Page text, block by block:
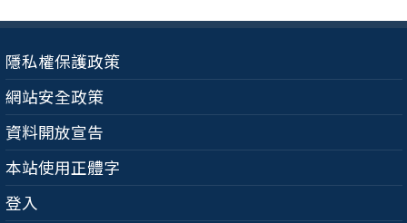
隱私權保護政策
網站安全政策
資料開放宣告
本站使用正體字
登入